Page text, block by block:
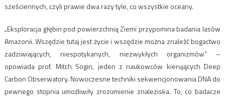
sześciennych, czyli prawie dwa razy tyle, co wszystkie oceany.
„Eksploracja głębin pod powierzchnią Ziemi przypomina badania lasów
Amazonii. Wszędzie tutaj jest życie i wszędzie można znaleźć bogactwo
zadziwiających, niespotykanych, niezwykłych organizmów” –
opowiada prof. Mitch Sogin, jeden z naukowców kierujących Deep
Carbon Obserwatory. Nowoczesne techniki sekwencjonowania DNA do
pewnego stopnia umożliwiły zrozumienie znaleziska. To, co badacze